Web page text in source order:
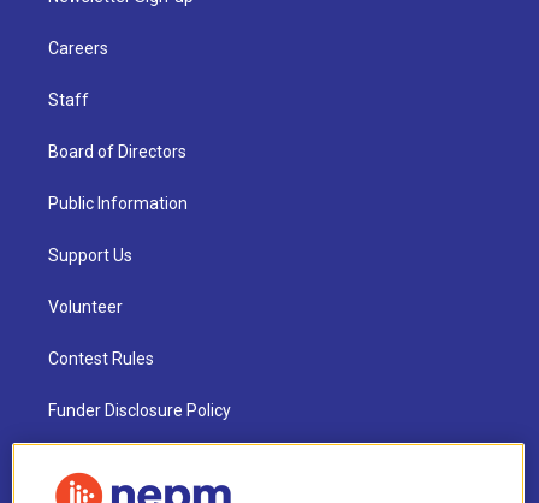
Careers
Staff
Board of Directors
Public Information
Support Us
Volunteer
Contest Rules
Funder Disclosure Policy